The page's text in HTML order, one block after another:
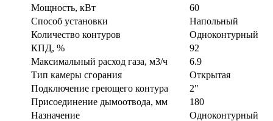
Мощность, кВт
60
Способ установки
Напольный
Количество контуров
Одноконтурный
КПД, %
92
Максимальный расход газа, м3/ч
6.9
Тип камеры сгорания
Открытая
Подключение греющего контура
2"
Присоединение дымоотвода, мм
180
Назначение
Одноконтурный